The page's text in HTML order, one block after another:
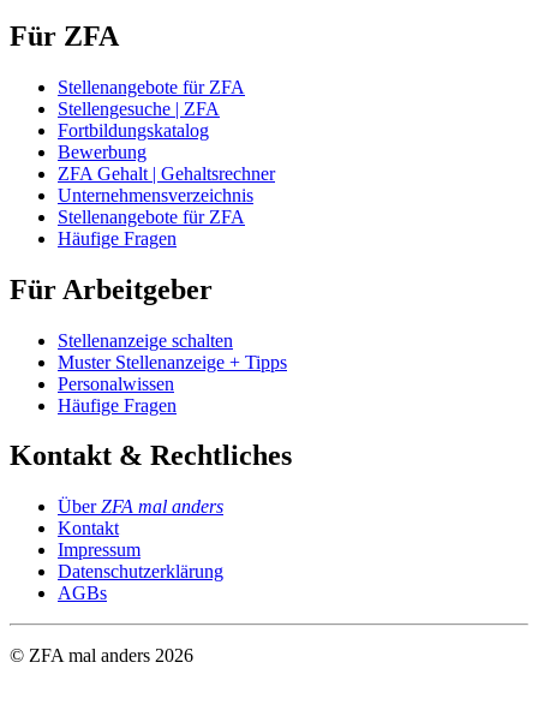
Für ZFA
Stellenangebote für ZFA
Stellengesuche | ZFA
Fortbildungskatalog
Bewerbung
ZFA Gehalt | Gehaltsrechner
Unternehmensverzeichnis
Stellenangebote für ZFA
Häufige Fragen
Für Arbeitgeber
Stellenanzeige schalten
Muster Stellenanzeige + Tipps
Personalwissen
Häufige Fragen
Kontakt & Rechtliches
ÜberZFA mal anders
Kontakt
Impressum
Datenschutzerklärung
AGBs
© ZFA mal anders 2026